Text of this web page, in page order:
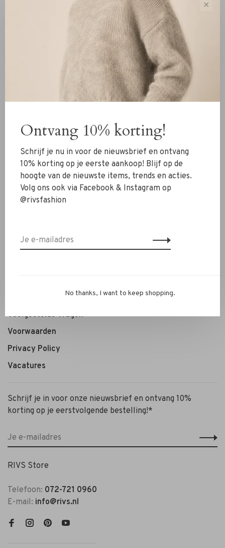
Toon 1 - 0 van 0
Schoenen
Sieraden
Accessoires
SALE
Contact
Personal Styling / Private Shopping
Veelgestelde vragen
Voorwaarden
Privacy Policy
Vacatures
Schrijf je in voor onze nieuwsbrief en ontvang 10%
korting op je eerstvolgende bestelling!*
RIVS Store
Telefoon: 072-721 0960
E-mail: info@rivs.nl
✕
Ontvang 10% korting!
Schrijf je nu in voor de nieuwsbrief en ontvang
10% korting op je eerste aankoop! Blijf op de
hoogte van de nieuwste items, trends en acties.
Volg ons ook via Facebook & Instagram op
@rivsfashion
No thanks, I want to keep shopping.